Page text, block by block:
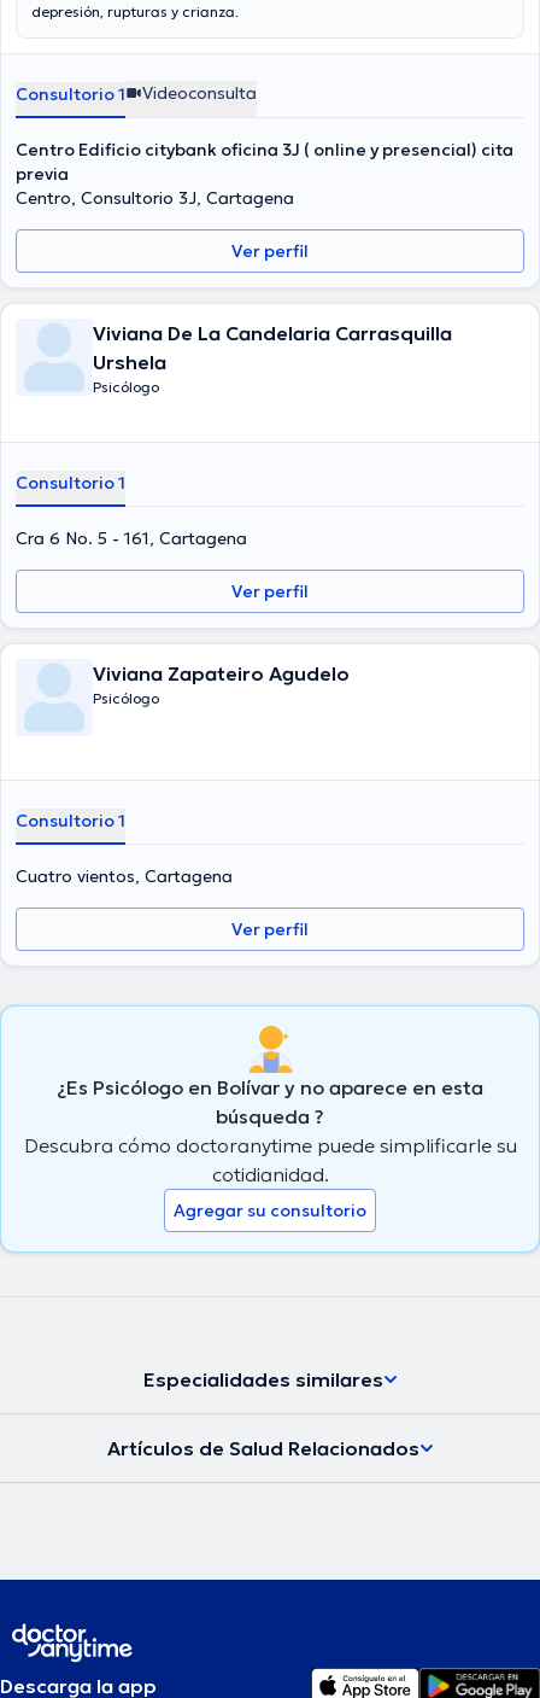
depresión, rupturas y crianza.
Consultorio 1 Videoconsulta
Centro Edificio citybank oficina 3J ( online y presencial) cita
previa
Centro, Consultorio 3J, Cartagena
Ver perfil
Viviana De La Candelaria Carrasquilla
Urshela
Psicólogo
Consultorio 1
Cra 6 No. 5 - 161, Cartagena
Ver perfil
Viviana Zapateiro Agudelo
Psicólogo
Consultorio 1
Cuatro vientos, Cartagena
Ver perfil
¿Es Psicólogo en Bolívar y no aparece en esta
búsqueda ?
Descubra cómo doctoranytime puede simplificarle su
cotidianidad.
Agregar su consultorio
Especialidades similares
Artículos de Salud Relacionados
Descarga la app